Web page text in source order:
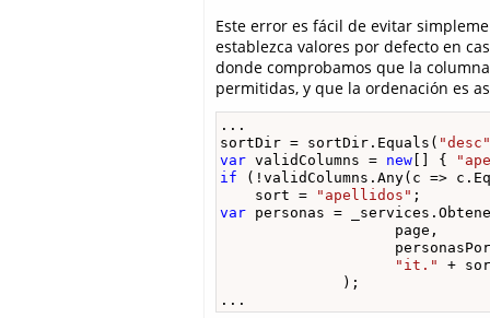
Este error es fácil de evitar
establezca valores por defecto en
donde comprobamos que la
permitidas, y que la ordenación es
...
sortDir = sortDir.Equals( "desc"
var validColumns = new [] {
if (!validColumns.Any(c =>
sort =
"apellidos"
var personas =
                    page,
"it."
+
              );
...